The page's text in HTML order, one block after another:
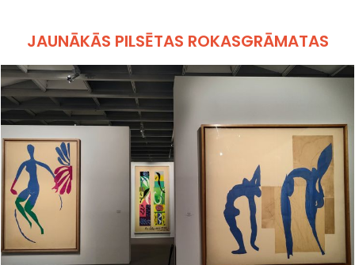
JAUNĀKĀS PILSĒTAS ROKASGRĀMATAS